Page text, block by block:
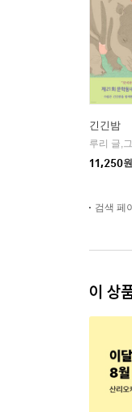
긴긴밤
루리 글,
11,250원
검색 페
이 상